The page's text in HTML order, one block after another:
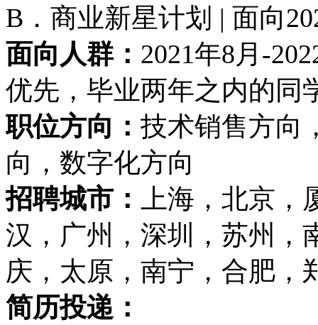
B．商业新星计划 | 面向
面向人群： 2021年8月-
优先，毕业两年之内的同
职位方向： 技术销售方向
向，数字化方向
招聘城市：
上海，北京
汉，广州，深圳，苏州，
庆，太原，南宁，合肥，
简历投递：